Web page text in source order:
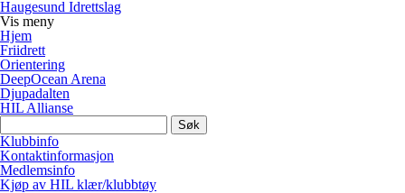
Haugesund Idrettslag
Vis meny
Hjem
Friidrett
Orientering
DeepOcean Arena
Djupadalten
HIL Allianse
Søk
etter:
Klubbinfo
Kontaktinformasjon
Medlemsinfo
Kjøp av HIL klær/klubbtøy